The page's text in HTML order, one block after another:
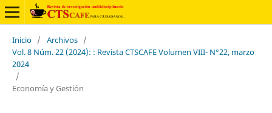
Inicio / Archivos /
Vol. 8 Núm. 22 (2024): : Revista CTSCAFE Volumen VIII- N°22, marzo
2024
/
Economía y Gestión